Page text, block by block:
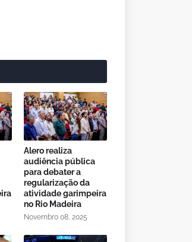
Alero realiza
audiência pública
para debater a
regularização da
atividade garimpeira
no Rio Madeira
Novembro 08, 2025